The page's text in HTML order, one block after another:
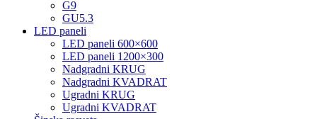
G9
GU5.3
LED paneli
LED paneli 600×600
LED paneli 1200×300
Nadgradni KRUG
Nadgradni KVADRAT
Ugradni KRUG
Ugradni KVADRAT